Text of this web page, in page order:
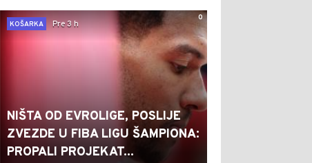
0
KOŠARKA
Pre 3 h
NIŠTA OD EVROLIGE, POSLIJE
ZVEZDE U FIBA LIGU ŠAMPIONA:
PROPALI PROJEKAT...